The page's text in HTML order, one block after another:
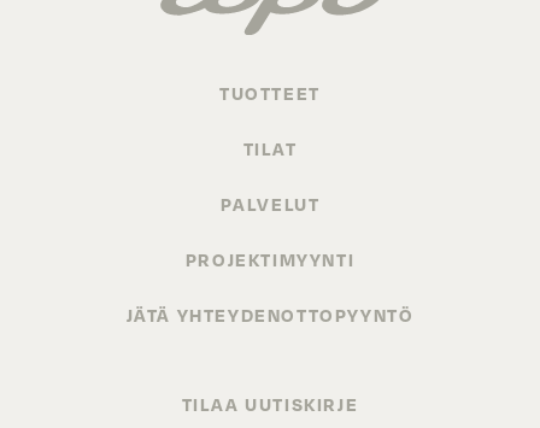
TUOTTEET
TILAT
PALVELUT
PROJEKTIMYYNTI
JÄTÄ YHTEYDENOTTOPYYNTÖ
TILAA UUTISKIRJE